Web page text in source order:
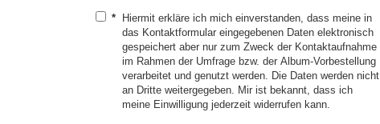
*
Hiermit erkläre ich mich einverstanden, dass meine in
das Kontaktformular eingegebenen Daten elektronisch
gespeichert aber nur zum Zweck der Kontaktaufnahme
im Rahmen der Umfrage bzw. der Album-Vorbestellung
verarbeitet und genutzt werden. Die Daten werden nicht
an Dritte weitergegeben. Mir ist bekannt, dass ich
meine Einwilligung jederzeit widerrufen kann.